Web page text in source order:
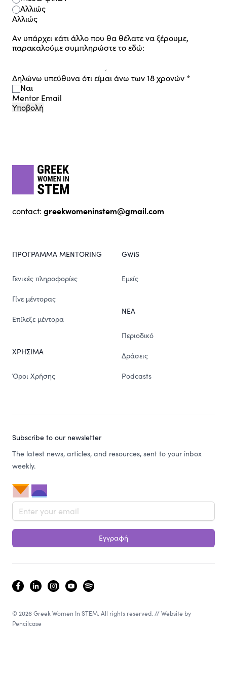
Αλλιώς
Αλλιώς
Αν υπάρχει κάτι άλλο που θα θέλατε να ξέρουμε,
παρακαλούμε συμπληρώστε το εδώ:
Δηλώνω υπεύθυνα ότι είμαι άνω των 18 χρονών *
Ναι
Mentor Email
Υποβολή
contact: greekwomeninstem@gmail.com
ΠΡΟΓΡΑΜΜΑ MENTORING
Γενικές πληροφορίες
Γίνε μέντορας
Επίλεξε μέντορα
ΧΡΗΣΙΜΑ
Όροι Χρήσης
GWiS
Εμείς
ΝΕΑ
Περιοδικό
Δράσεις
Podcasts
Subscribe to our newsletter
The latest news, articles, and resources, sent to your inbox
weekly.
Email address
Εγγραφή
facebooklinkedininstagram
youtube
spotify
© 2026 Greek Women In STEM. All rights reserved. // Website by
Pencilcase